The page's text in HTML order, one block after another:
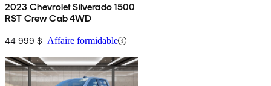
2023 Chevrolet Silverado 1500
RST Crew Cab 4WD
44 999 $ Affaire formidable